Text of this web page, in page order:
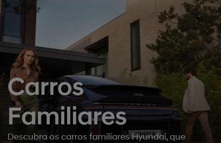
Carros
Familiares
Descubra os carros familiares Hyundai, que